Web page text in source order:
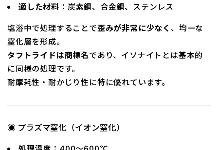
適した材料 ：炭素鋼、合金鋼、ステンレス
塩浴中で処理することで歪みが非常に少なく 、均一な
窒化層を形成。
タフトライドは商標名であり、イソナイトとは基本的
に同様の処理です。
耐摩耗性・耐かじり性に特に優れています。
◉ プラズマ窒化（イオン窒化）